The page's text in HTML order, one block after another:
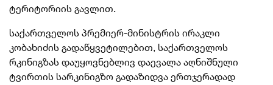
ტერიტორიის გავლით.
საქართველოს პრემიერ-მინისტრის ირაკლი
კობახიძის გადაწყვეტილებით, საქართველოს
რკინიგზას დაუყოვნებლივ დაევალა აღნიშნული
ტვირთის სარკინიგზო გადაზიდვა ერთჯერადად